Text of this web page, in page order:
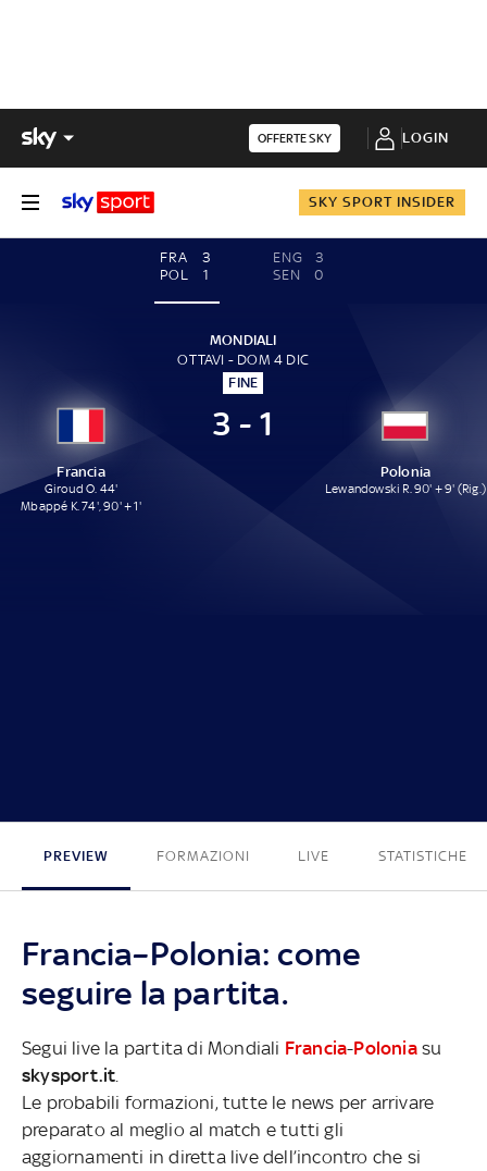
OFFERTE SKY LOGIN
SKY SPORT INSIDER
FRA
3
POL
1
ENG
3
SEN
0
MONDIALI
OTTAVI - DOM 4 DIC
FINE
Francia
Giroud O. 44'
Mbappé K. 74', 90' + 1'
3 - 1
Polonia
Lewandowski R. 90' + 9' (Rig.)
PREVIEW FORMAZIONI LIVE STATISTICHE
Francia–Polonia: come
seguire la partita.
Segui live la partita di Mondiali Francia-Poloniasu
skysport.it
Le probabili formazioni, tutte le news per arrivare
preparato al meglio al match e tutti gli
aggiornamenti in diretta live dell’incontro che si